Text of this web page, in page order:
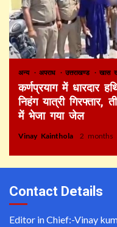
अन्य अपराध उत्तराखण्ड खास
कर्णप्रयाग में धारदार
निहंग यात्री गिरफ्तार,
में भेजा गया जेल
Vinay Kainthola 2 months
Contact Details
Editor in Chief:-Vinay